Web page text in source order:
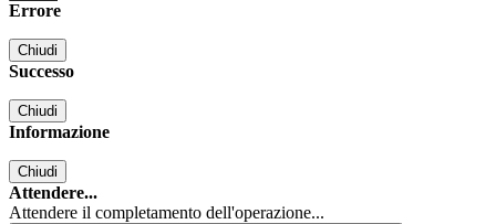
Errore
Chiudi
Successo
Chiudi
Informazione
Chiudi
Attendere...
Attendere il completamento dell'operazione...